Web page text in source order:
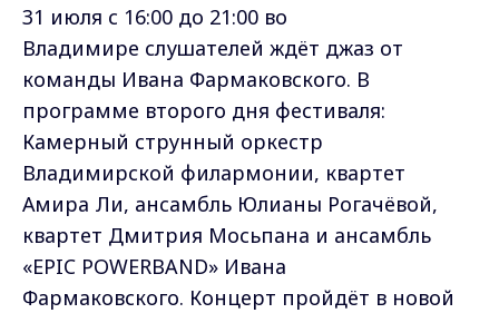
31 июля с 16:00 до 21:00 во
Владимире слушателей ждёт джаз от
команды Ивана Фармаковского. В
программе второго дня фестиваля:
Камерный струнный оркестр
Владимирской филармонии, квартет
Амира Ли, ансамбль Юлианы Рогачёвой,
квартет Дмитрия Мосьпана и ансамбль
«EPIC POWERBAND» Ивана
Фармаковского. Концерт пройдёт в новой